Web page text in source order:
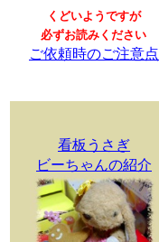
くどいようですが
必ずお読みください
ご依頼時のご注意点
看板うさぎ
ビーちゃんの紹介